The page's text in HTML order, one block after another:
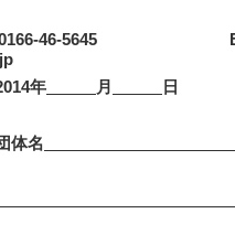
46-5645 E-
年
月 日
体名